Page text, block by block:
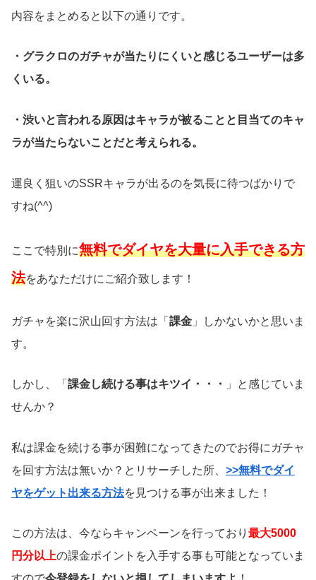
内容をまとめると以下の通りです。
・グラクロのガチャが当たりにくいと感じるユーザーは多
くいる。
・渋いと言われる原因はキャラが被ることと目当てのキャ
ラが当たらないことだと考えられる。
運良く狙いのSSRキャラが出るのを気長に待つばかりで
すね(^^)
ここで特別に無料でダイヤを大量に入手できる方
法をあなただけにご紹介致します！
ガチャを楽に沢山回す方法は「 課金 」しかないかと思いま
す。
しかし、「 課金し続ける事はキツイ・・・
」と感じていま
せんか？
私は課金を続ける事が困難になってきたのでお得にガチャ
を回す方法は無いか？とリサーチした所、 >>無料でダイ
ヤをゲット出来る方法を見つける事が出来ました！
この方法は、今ならキャンペーンを行っており 最大5000
円分以上の課金ポイントを入手する事も可能となっていま